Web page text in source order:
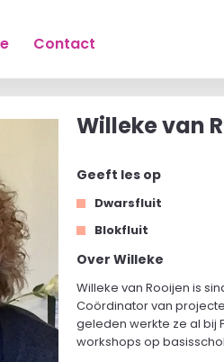
Contact
Willeke van
Geeft les op
Dwarsfluit
Blokfluit
Over Willeke
Willeke van Rooijen is
Coördinator van
geleden werkte ze al bij
workshops op